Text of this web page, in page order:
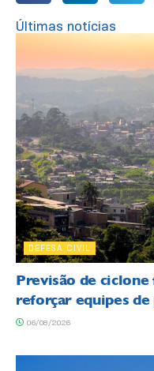
Últimas notícias
DEFESA CIVIL
Previsão de
reforçar equipes de
06/08/2026